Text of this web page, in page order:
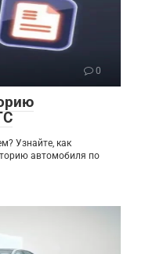
0
Узнайте, как
автомобиля по